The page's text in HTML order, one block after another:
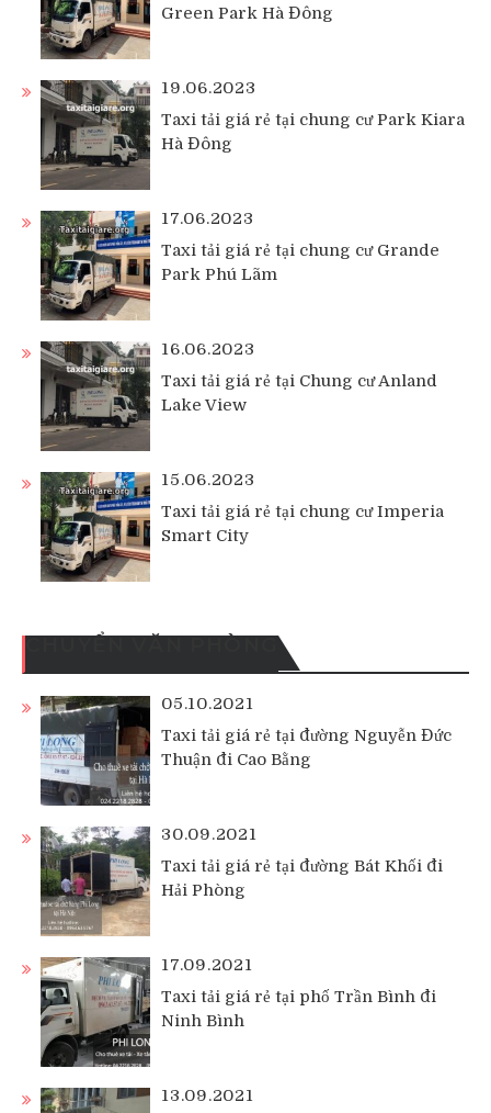
Green Park Hà Đông
19.06.2023
Taxi tải giá rẻ tại chung cư Park Kiara
Hà Đông
17.06.2023
Taxi tải giá rẻ tại chung cư Grande
Park Phú Lãm
16.06.2023
Taxi tải giá rẻ tại Chung cư Anland
Lake View
15.06.2023
Taxi tải giá rẻ tại chung cư Imperia
Smart City
CHUYỂN VĂN PHÒNG
05.10.2021
Taxi tải giá rẻ tại đường Nguyễn Đức
Thuận đi Cao Bằng
30.09.2021
Taxi tải giá rẻ tại đường Bát Khối đi
Hải Phòng
17.09.2021
Taxi tải giá rẻ tại phố Trần Bình đi
Ninh Bình
13.09.2021